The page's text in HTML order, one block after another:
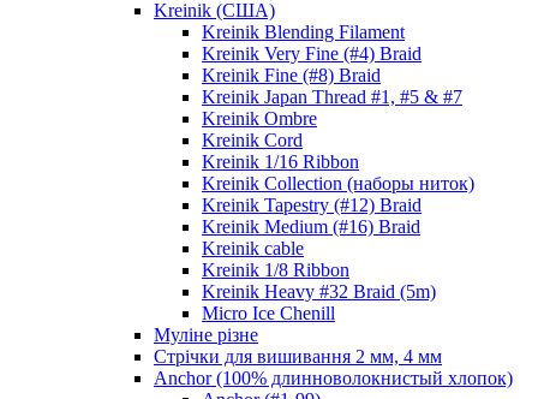
Kreinik (США)
Kreinik Blending Filament
Kreinik Very Fine (#4) Braid
Kreinik Fine (#8) Braid
Kreinik Japan Thread #1, #5 & #7
Kreinik Ombre
Kreinik Cord
Kreinik 1/16 Ribbon
Kreinik Collection (наборы ниток)
Kreinik Tapestry (#12) Braid
Kreinik Medium (#16) Braid
Kreinik cable
Kreinik 1/8 Ribbon
Kreinik Heavy #32 Braid (5m)
Micro Ice Chenill
Муліне різне
Стрічки для вишивання 2 мм, 4 мм
Anchor (100% длинноволокнистый хлопок)